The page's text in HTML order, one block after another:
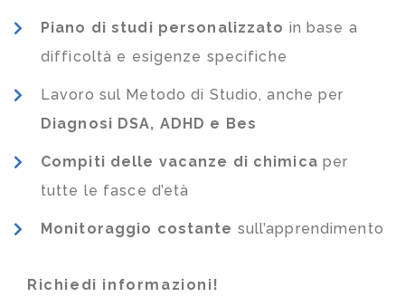
Piano di studi personalizzato in base a
difficoltà e esigenze specifiche
Lavoro sul Metodo di Studio, anche per
Diagnosi DSA, ADHD e Bes
Compiti delle vacanze di chimica per
tutte le fasce d’età
Monitoraggio costante sull’apprendimento
Richiedi informazioni!